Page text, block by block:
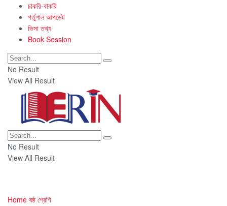
চাকরি-বাকরি
পর্তুগাল আপডেট
ভিসা তথ্য
Book Session
No Result
View All Result
No Result
View All Result
Home ষষ্ঠ শ্রেণি